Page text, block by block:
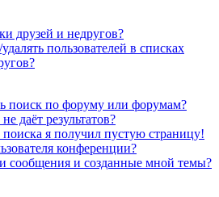
друзей и недругов?
пользователей в списках
поиск по форуму или форумам?
даёт результатов?
поиска я получил пустую страницу!
конференции?
сообщения и созданные мной темы?